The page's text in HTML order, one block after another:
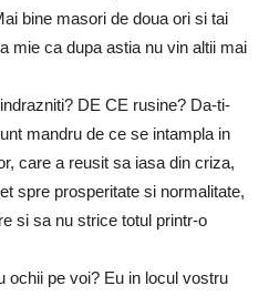
bine masori de doua ori si tai
mie ca dupa astia nu vin altii mai
DE CE rusine? Da-ti-
mandru de ce se intampla in
care a reusit sa iasa din criza,
spre prosperitate si normalitate,
si sa nu strice totul printr-o
ochii pe voi? Eu in locul vostru